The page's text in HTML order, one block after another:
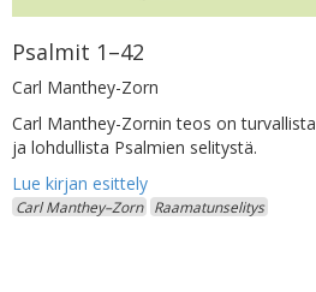
Psalmit 1–42
Carl Manthey-Zorn
Carl Manthey-Zornin teos on turvallista
ja lohdullista Psalmien selitystä.
Carl Manthey–Zorn Raamatunselitys